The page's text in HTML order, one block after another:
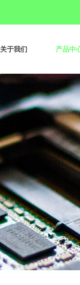
关于我们 产品中